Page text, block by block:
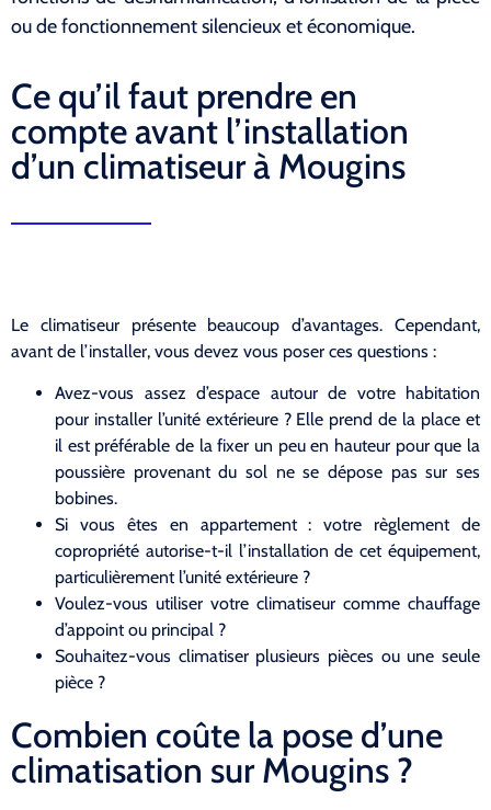
ou de fonctionnement silencieux et économique.
Ce qu’il faut prendre en
compte avant l’installation
d’un climatiseur à Mougins
Le climatiseur présente beaucoup d’avantages. Cependant,
avant de l’installer, vous devez vous poser ces questions :
Avez-vous assez d’espace autour de votre habitation
pour installer l’unité extérieure ? Elle prend de la place et
il est préférable de la fixer un peu en hauteur pour que la
poussière provenant du sol ne se dépose pas sur ses
bobines.
Si vous êtes en appartement : votre règlement de
copropriété autorise-t-il l’installation de cet équipement,
particulièrement l’unité extérieure ?
Voulez-vous utiliser votre climatiseur comme chauffage
d’appoint ou principal ?
Souhaitez-vous climatiser plusieurs pièces ou une seule
pièce ?
Combien coûte la pose d’une
climatisation sur Mougins ?